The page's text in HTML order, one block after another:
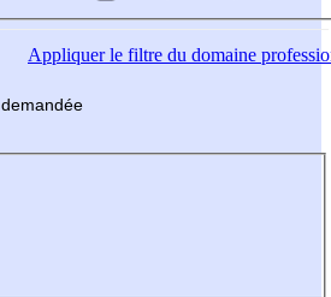
Appliquerle filtre du domaine
demandée